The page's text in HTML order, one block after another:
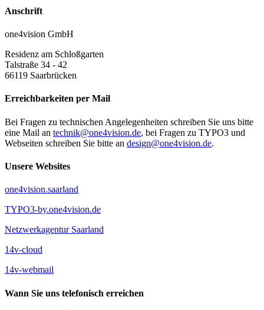
Anschrift
one4vision GmbH
Residenz am Schloßgarten
Talstraße 34 - 42
66119 Saarbrücken
Erreichbarkeiten per Mail
Bei Fragen zu technischen Angelegenheiten schreiben Sie uns bitte
eine Mail an technik@one4vision.de, bei Fragen zu TYPO3 und
Webseiten schreiben Sie bitte an design@one4vision.de.
Unsere Websites
one4vision.saarland
TYPO3-by.one4vision.de
Netzwerkagentur Saarland
14v-cloud
14v-webmail
Wann Sie uns telefonisch erreichen